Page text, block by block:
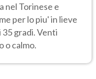
nel Torinese e
per lo piu' in lieve
gradi. Venti
o calmo.